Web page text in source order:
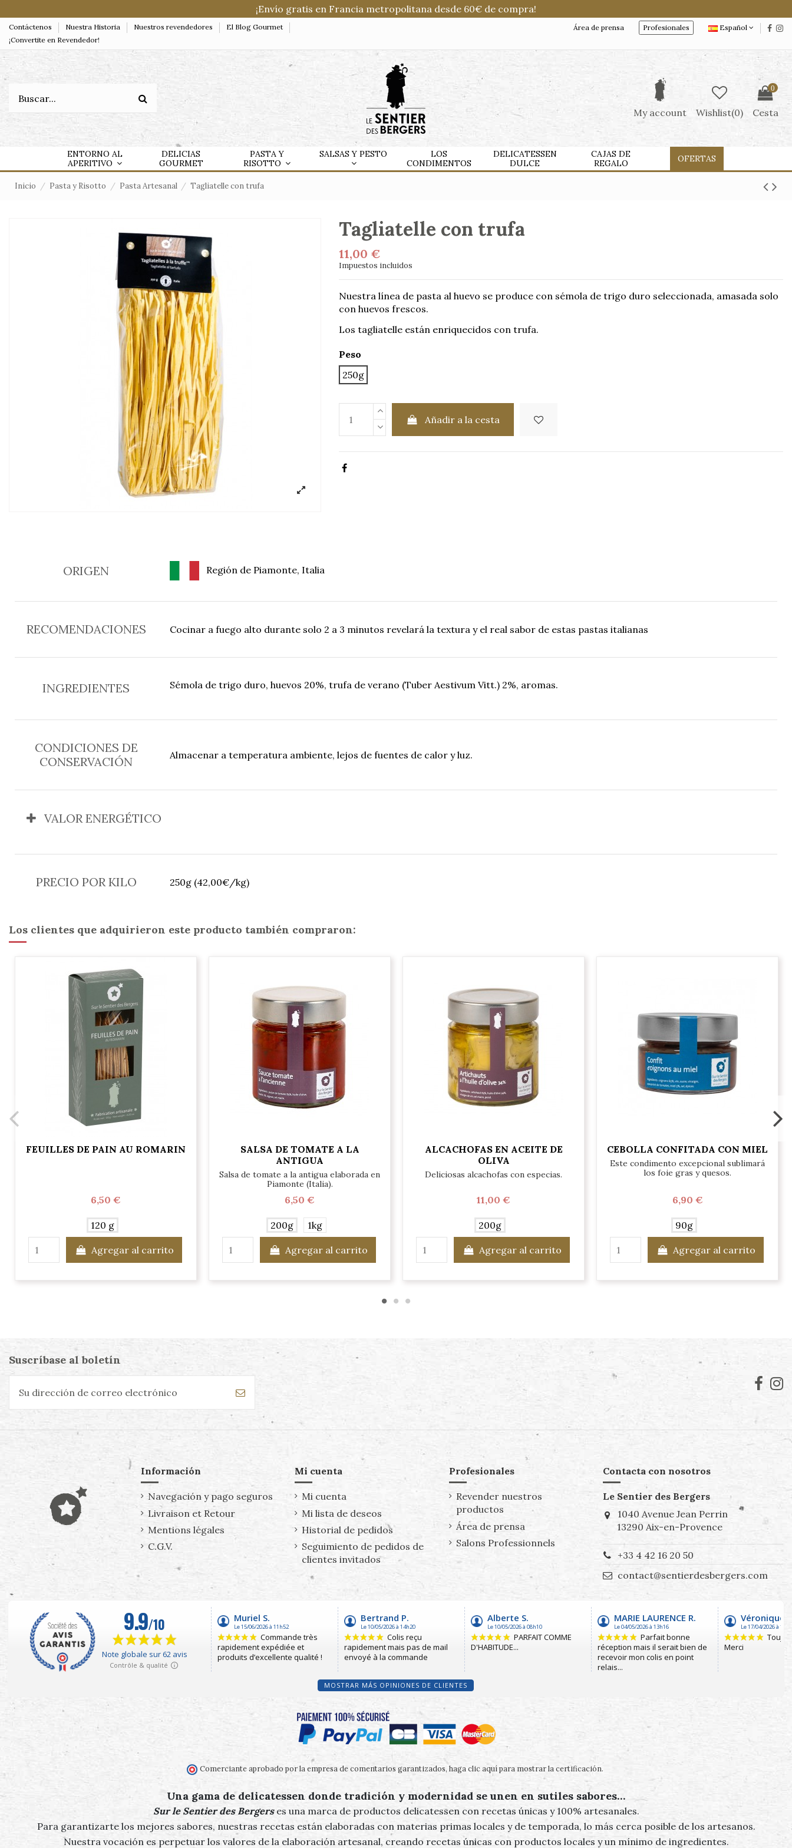
¡Envío gratis en Francia metropolitana desde 60€ de compra!
Contáctenos Nuestra Historia Nuestros revendedores
El Blog Gourmet
¡Convertite en Revendedor!
Área de prensa Profesionales Español
My account Wishlist(0)
0
Cesta
ENTORNO AL
APERITIVO
DELICIAS
GOURMET
PASTA Y
RISOTTO
SALSAS Y PESTO
LOS
CONDIMENTOS
DELICATESSEN
DULCE
CAJAS DE
REGALO
OFERTAS
Inicio Pasta y Risotto Pasta Artesanal Tagliatelle con trufa
Tagliatelle con trufa
11,00 €
Impuestos incluidos
Nuestra línea de pasta al huevo se produce con sémola de trigo duro seleccionada, amasada solo
con huevos frescos.
Los tagliatelle están enriquecidos con trufa.
Peso
250g
Añadir a la cesta
ORIGEN Región de Piamonte, Italia
RECOMENDACIONES Cocinar a fuego alto durante solo 2 a 3 minutos revelará la textura y el real sabor de estas pastas italianas
INGREDIENTES Sémola de trigo duro, huevos 20%, trufa de verano (Tuber Aestivum Vitt.) 2%, aromas.
CONDICIONES DE
CONSERVACIÓN
Almacenar a temperatura ambiente, lejos de fuentes de calor y luz.
VALOR ENERGÉTICO
PRECIO POR KILO 250g (42,00€/kg)
Los clientes que adquirieron este producto también compraron:
FEUILLES DE PAIN AU ROMARIN
6,50 €
120 g
Agregar al carrito
SALSA DE TOMATE A LA
ANTIGUA
Salsa de tomate a la antigua elaborada en
Piamonte (Italia).
6,50 €
200g 1kg
Agregar al carrito
ALCACHOFAS EN ACEITE DE
OLIVA
Deliciosas alcachofas con especias.
11,00 €
200g
Agregar al carrito
CEBOLLA CONFITADA CON MIEL
Este condimento excepcional sublimará
los foie gras y quesos.
6,90 €
90g
Agregar al carrito
Suscríbase al boletín
Información
Navegación y pago seguros
Livraison et Retour
Mentions légales
C.G.V.
Mi cuenta
Mi cuenta
Mi lista de deseos
Historial de pedidos
Seguimiento de pedidos de
clientes invitados
Profesionales
Revender nuestros
productos
Área de prensa
Salons Professionnels
Contacta con nosotros
Le Sentier des Bergers
1040 Avenue Jean Perrin
13290 Aix-en-Provence
+33 4 42 16 20 50
contact@sentierdesbergers.com
MOSTRAR MÁS OPINIONES DE CLIENTES
Comerciante aprobado por la empresa de comentarios garantizados, haga clic aquí para mostrar la certificación.
Una gama de delicatessen donde tradición y modernidad se unen en sutiles sabores…
Sur le Sentier des Bergerses una marca de productos delicatessen con recetas únicas y 100% artesanales.
Para garantizarte los mejores sabores, nuestras recetas están elaboradas con materias primas locales y de temporada, lo más cerca posible de los artesanos.
Nuestra vocación es perpetuar los valores de la elaboración artesanal, creando recetas únicas con productos locales y un mínimo de ingredientes.